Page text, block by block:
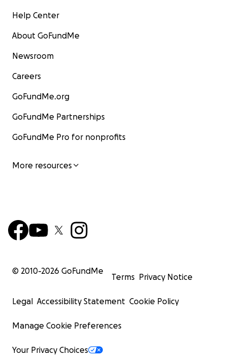
Help Center
About GoFundMe
Newsroom
Careers
GoFundMe.org
GoFundMe Partnerships
GoFundMe Pro for nonprofits
More resources
© 2010-2026 GoFundMe
Terms Privacy Notice
Legal Accessibility Statement Cookie Policy
Manage Cookie Preferences
Your Privacy Choices